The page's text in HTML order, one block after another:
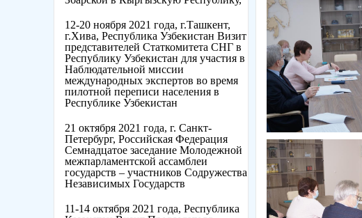
12-20 ноября 2021 года, г.Ташкент,
г.Хива, Республика Узбекистан Визит
представителей Статкомитета СНГ в
Республику Узбекистан для участия в
Наблюдательной миссии
международных экспертов во время
пилотной переписи населения в
Республике Узбекистан
21 октября 2021 года, г. Санкт-
Петербург, Российская Федерация
Семнадцатое заседание Молодежной
межпарламентской ассамблеи
государств – участников Содружества
Независимых Государств
11-14 октября 2021 года, Республика